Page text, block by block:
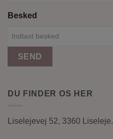
Besked
SEND
DU FINDER OS HER
Liselejevej 52, 3360 Liseleje.